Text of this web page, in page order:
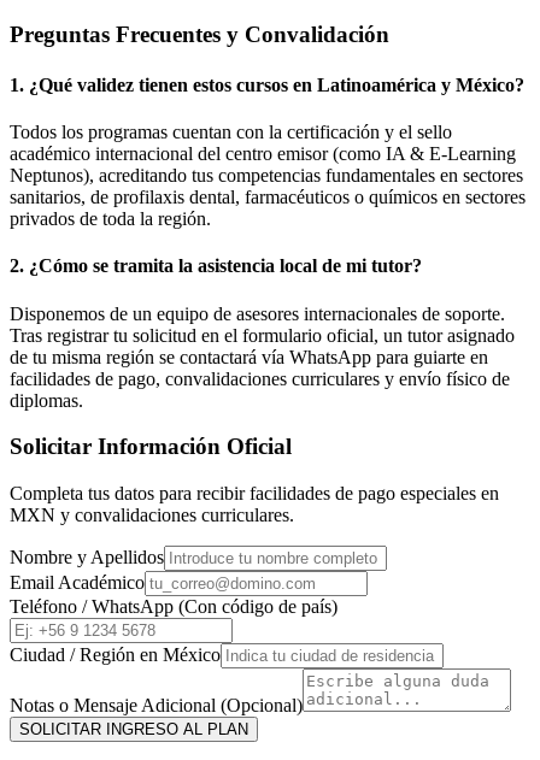
Preguntas Frecuentes y Convalidación
1. ¿Qué validez tienen estos cursos en Latinoamérica y México?
Todos los programas cuentan con la certificación y el sello
académico internacional del centro emisor (como IA & E-Learning
Neptunos), acreditando tus competencias fundamentales en sectores
sanitarios, de profilaxis dental, farmacéuticos o químicos en sectores
privados de toda la región.
2. ¿Cómo se tramita la asistencia local de mi tutor?
Disponemos de un equipo de asesores internacionales de soporte.
Tras registrar tu solicitud en el formulario oficial, un tutor asignado
de tu misma región se contactará vía WhatsApp para guiarte en
facilidades de pago, convalidaciones curriculares y envío físico de
diplomas.
Solicitar Información Oficial
Completa tus datos para recibir facilidades de pago especiales en
MXN y convalidaciones curriculares.
Nombre y Apellidos
Email Académico
Teléfono / WhatsApp (Con código de país)
Ciudad / Región en México
Notas o Mensaje Adicional (Opcional)
SOLICITAR INGRESO AL PLAN